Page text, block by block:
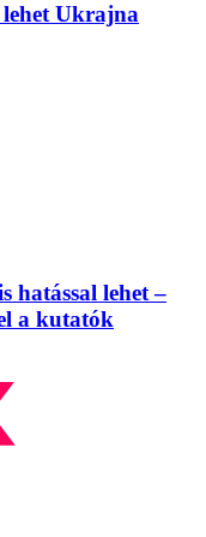
Ukrajna
hatással lehet –
a kutatók